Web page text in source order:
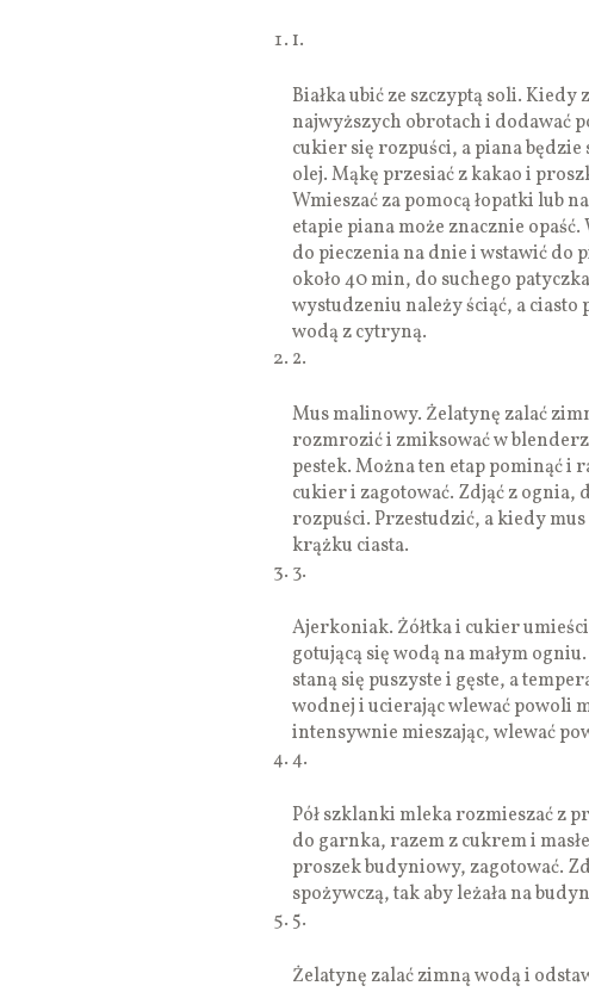
1.
Białka ubić ze szczyptą soli.
najwyższych obrotach i dodawać
cukier się rozpuści, a piana
olej. Mąkę przesiać z kakao i
Wmieszać za pomocą łopatki lub
etapie piana może znacznie
do pieczenia na dnie i wstawić do
około 40 min, do suchego
wystudzeniu należy ściąć, a
wodą z cytryną.
2.
Mus malinowy. Żelatynę zalać
rozmrozić i zmiksować w
pestek. Można ten etap pominąć i
cukier i zagotować. Zdjąć z ognia,
rozpuści. Przestudzić, a kiedy
krążku ciasta.
3.
Ajerkoniak. Żółtka i cukier
gotującą się wodą na małym
staną się puszyste i gęste, a
wodnej i ucierając wlewać powoli
intensywnie mieszając, wlewać
4.
Pół szklanki mleka rozmieszać z
do garnka, razem z cukrem i
proszek budyniowy, zagotować.
spożywczą, tak aby leżała na
5.
Żelatynę zalać zimną wodą i